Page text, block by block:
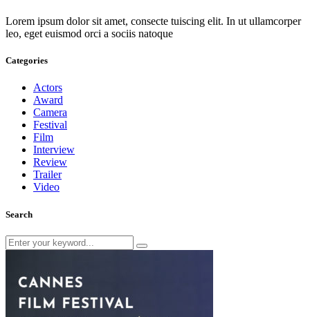
Lorem ipsum dolor sit amet, consecte tuiscing elit. In ut ullamcorper
leo, eget euismod orci a sociis natoque
Categories
Actors
Award
Camera
Festival
Film
Interview
Review
Trailer
Video
Search
Search
for: